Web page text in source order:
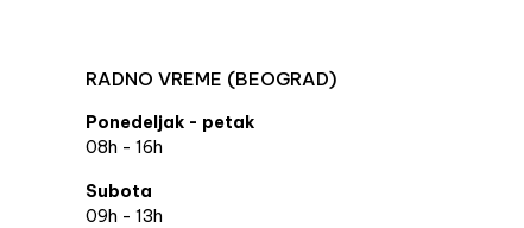
RADNO VREME (BEOGRAD)
Ponedeljak - petak
08h - 16h
Subota
09h - 13h